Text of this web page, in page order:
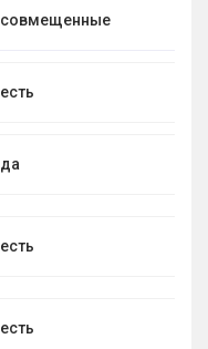
совмещенные
есть
да
есть
есть